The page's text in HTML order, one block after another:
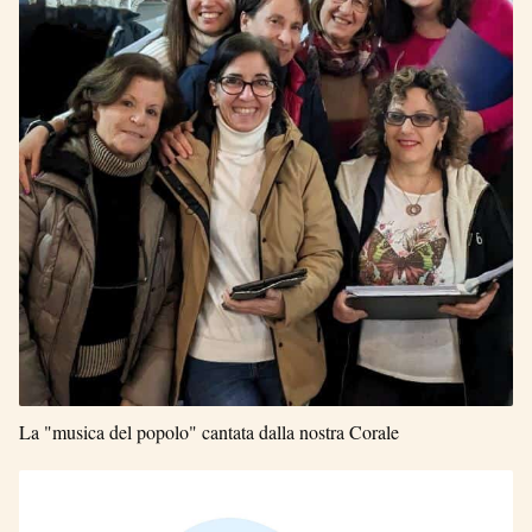
La "musica del popolo" cantata dalla nostra Corale